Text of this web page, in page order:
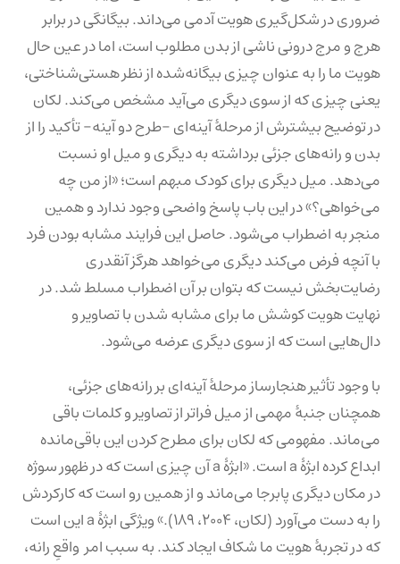
ضروری در شکل‌گیری هویت آدمی می‌داند. بیگانگی در برابر
هرج و مرج درونی ناشی از بدن مطلوب است، اما در عین حال
هویت ما را به عنوان چیزی بیگانه‌شده از نظر هستی‌شناختی،
یعنی چیزی که از سوی دیگری می‌آید مشخص می‌کند. لکان
در توضیح بیشترش از مرحلهٔ آینه‌ای -طرح دو آینه- تأکید را از
بدن و رانه‌های جزئی برداشته به دیگری و میل او نسبت
می‌دهد. میل دیگری برای کودک مبهم است؛ «از من چه
می‌خواهی؟» در این باب پاسخ واضحی وجود ندارد و همین
منجر به اضطراب می‌شود. حاصل این فرایند مشابه بودن فرد
با آنچه فرض می‌کند دیگری می‌خواهد هرگز آنقدری
رضایت‌بخش نیست که بتوان بر آن اضطراب مسلط شد. در
نهایت هویت کوشش ما برای مشابه شدن با تصاویر و
دال‌هایی است که از سوی دیگری عرضه می‌شود.
با وجود تأثیر هنجارساز مرحلهٔ آینه‌ای بر رانه‌های جزئی،
همچنان جنبهٔ مهمی از میل فراتر از تصاویر و کلمات باقی
می‌ماند. مفهومی که لکان برای مطرح کردن این باقی‌مانده
ابداع کرده ابژهٔ a است. «ابژهٔ a آن چیزی است که در ظهور سوژه
در مکان دیگری پابرجا می‌ماند و از همین رو است که کارکردش
را به دست می‌آورد (لکان، ۲۰۰۴، ۱۸۹).» ویژگی ابژهٔ a این است
که در تجربهٔ هویت ما شکاف ایجاد کند. به سبب امر واقعِ رانه،